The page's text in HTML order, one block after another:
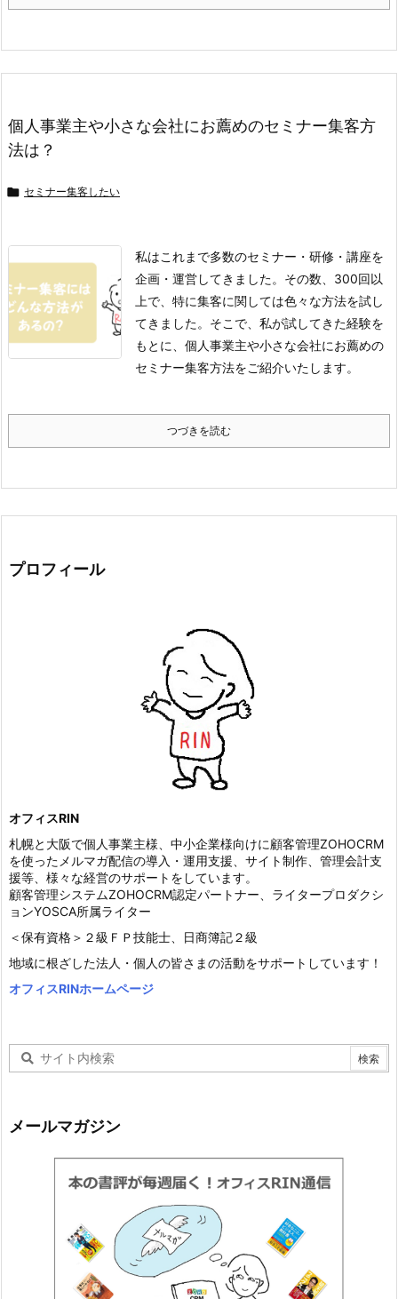
個人事業主や小さな会社にお薦めのセミナー集客方
法は？
 セミナー集客したい
私はこれまで多数のセミナー・研修・講座を
企画・運営してきました。その数、300回以
上で、特に集客に関しては色々な方法を試し
てきました。 そこで、私が試してきた経験を
もとに、個人事業主や小さな会社にお薦めの
セミナー集客方法をご紹介いたします。
つづきを読む
プロフィール
オフィスRIN
札幌と大阪で個人事業主様、中小企業様向けに顧客管理ZOHOCRM
を使ったメルマガ配信の導入・運用支援、サイト制作、管理会計支
援等、様々な経営のサポートをしています。
顧客管理システムZOHOCRM認定パートナー、ライタープロダクシ
ョンYOSCA所属ライター
＜保有資格＞２級ＦＰ技能士、日商簿記２級
地域に根ざした法人・個人の皆さまの活動をサポートしています！
オフィスRINホームページ
メールマガジン